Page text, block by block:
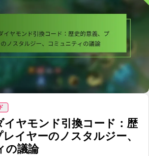
イヤモンド引換コード：歴
イヤーのノスタルジー、
の議論